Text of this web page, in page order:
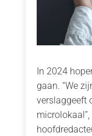
In 2024
gaan. “We
verslaggeeft